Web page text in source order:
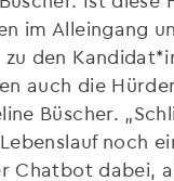
im Alleingang
den
auch die
Büscher.
noch
Chatbot dabei,